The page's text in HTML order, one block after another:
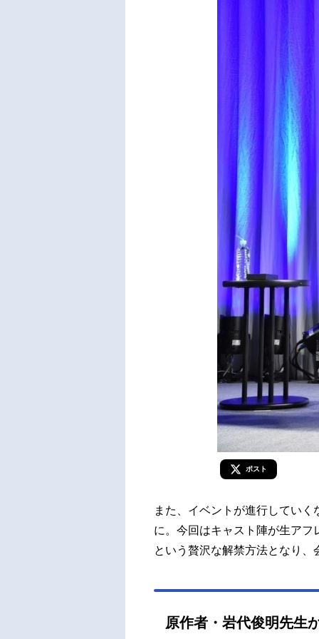
ポスト
また、イベントが進行してい
に。今回はキャスト陣が生ア
という贅沢な解禁方法となり
原作者・岩代俊明先生